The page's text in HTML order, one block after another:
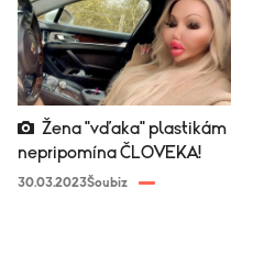
nepripomína ČLOVEKA!
30.03.2023Šoubiz